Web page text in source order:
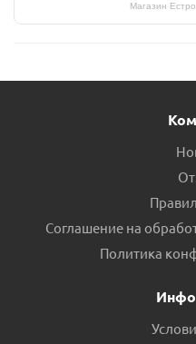
Магазин
Соглашение на
Политика